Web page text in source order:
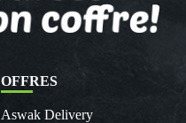
OFFRES
Aswak Delivery